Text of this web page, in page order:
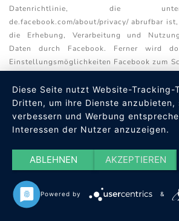
Datenrichtlinie, die
de.facebook.com/about/privacy/ abrufbar
die Erhebung, Verarbeitung und
Daten durch Facebook. Ferner wird
Einstellungsmöglichkeiten Facebook zum
Applikationen erhältlich, die es
Datenübermittlung an Facebook zu
Applikationen können durch die
werden, um eine
9. Datenschutzbestimmung zu
Verwendung von Google
Anonymisierungsfunktion)
Diese Seite nutzt Website-Tracking-
Dritten, um ihre Dienste anzubieten,
verbessern und Werbung
Interessen der Nutzer anzuzeigen.
ABLEHNEN AKZEPTIEREN
Powered by &